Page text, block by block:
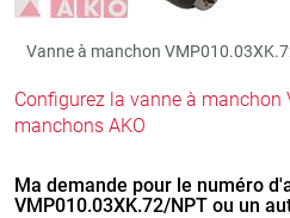
Vanne à manchon
Configurez la vanne à manchon
manchons AKO
Ma demande pour le numéro
VMP010.03XK.72/NPT ou un